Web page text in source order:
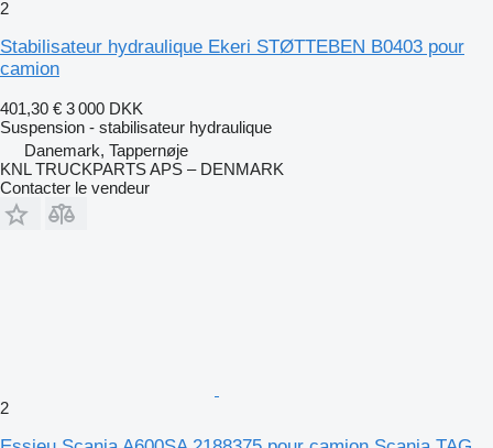
2
Stabilisateur hydraulique Ekeri STØTTEBEN B0403 pour
camion
401,30 € 3 000 DKK
Suspension - stabilisateur hydraulique
Danemark, Tappernøje
KNL TRUCKPARTS APS – DENMARK
Contacter le vendeur
2